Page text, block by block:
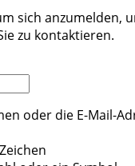
sich anzumelden,
zu kontaktieren.
oder die E-Mail-